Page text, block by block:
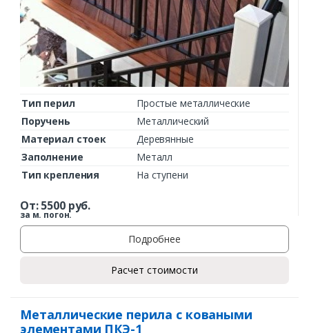
Тип перил
Простые металлические
Поручень
Металлический
Материал стоек
Деревянные
Заполнение
Металл
Тип крепления
На ступени
От:5500руб.
за м. погон.
Подробнее
Расчет стоимости
Металлические перила с коваными
элементами ПКЭ-1